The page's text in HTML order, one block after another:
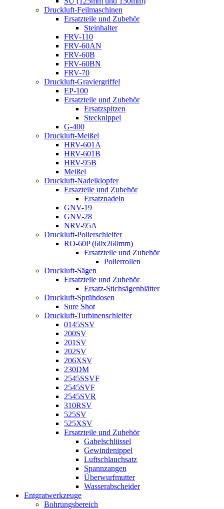
Druckluft-Feilmaschinen
Ersatzteile und Zubehör
Steinhalter
FRV-110
FRV-60AN
FRV-60B
FRV-60BN
FRV-70
Druckluft-Graviergriffel
EP-100
Ersatzteile und Zubehör
Ersatzspitzen
Stecknippel
G-400
Druckluft-Meißel
HRV-601A
HRV-601B
HRV-95B
Meißel
Druckluft-Nadelklopfer
Ersazteile und Zubehör
Ersatznadeln
GNV-19
GNV-28
NRV-95A
Druckluft-Polierschleifer
RO-60P (60x260mm)
Ersatzteile und Zubehör
Polierrollen
Druckluft-Sägen
Ersatzteile und Zubehör
Ersatz-Stichsägenblätter
Druckluft-Sprühdosen
Sure Shot
Druckluft-Turbinenschleifer
0145SSV
200SV
201SV
202SV
206XSV
230DM
2545SSVF
2545SVF
2545SVR
310RSV
525SV
525XSV
Ersatzteile und Zubehör
Gabelschlüssel
Gewindenippel
Luftschlauchsatz
Spannzangen
Überwurfmutter
Wasserabscheider
Entgratwerkzeuge
Bohrungsbereich